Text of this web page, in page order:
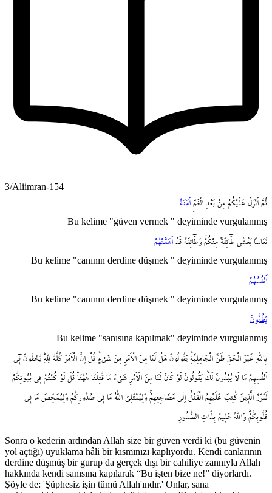
3/Aliimran-154
ثُمَّ اَنْزَلَ عَلَيْكُمْ مِنْ بَعْدِ الْغَمِّ اَمَنَةً
Bu kelime "güven vermek " deyiminde vurgulanmış
نُعَاساً يَغْشٰى طَٓائِفَةً مِنْكُمْۙ وَطَٓائِفَةٌ قَدْ اَهَمَّتْهُمْ
Bu kelime "canının derdine düşmek " deyiminde vurgulanmış
اَنْفُسُهُمْ
Bu kelime "canının derdine düşmek " deyiminde vurgulanmış
يَظُنُّونَ
Bu kelime "sanısına kapılmak" deyiminde vurgulanmış
بِاللّٰهِ غَيْرَ الْحَقِّ ظَنَّ الْجَاهِلِيَّةِۜ يَقُولُونَ هَلْ لَنَا مِنَ الْاَمْرِ مِنْ شَيْءٍۜ قُلْ اِنَّ الْاَمْرَ كُلَّهُ لِلّٰهِۜ يُخْفُونَ ف۪ٓي
اَنْفُسِهِمْ مَا لَا يُبْدُونَ لَكَۜ يَقُولُونَ لَوْ كَانَ لَنَا مِنَ الْاَمْرِ شَيْءٌ مَا قُتِلْنَا هٰهُنَاۜ قُلْ لَوْ كُنْتُمْ ف۪ي
بُيُوتِكُمْ
لَبَرَزَ الَّذ۪ينَ كُتِبَ عَلَيْهِمُ الْقَتْلُ اِلٰى مَضَاجِعِهِمْۚ وَلِيَبْتَلِيَ اللّٰهُ مَا ف۪ي صُدُورِكُمْ وَلِيُمَحِّصَ مَا ف۪ي
قُلُوبِكُمْۜ وَاللّٰهُ عَل۪يمٌ بِذَاتِ الصُّدُورِ
Sonra o kederin ardından Allah size bir güven verdi ki (bu güvenin
yol açtığı) uyuklama hâli bir kısmınızı kaplıyordu. Kendi canlarının
derdine düşmüş bir gurup da gerçek dışı bir cahiliye zannıyla Allah
hakkında kendi sanısına kapılarak “Bu işten bize ne!” diyorlardı.
Şöyle de: 'Şüphesiz işin tümü Allah'ındır.' Onlar, sana